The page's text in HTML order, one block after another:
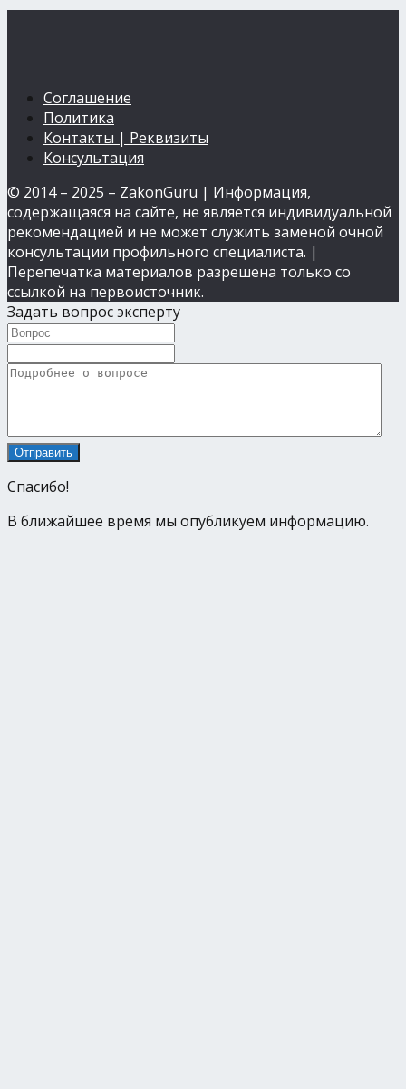
Соглашение
Политика
Контакты | Реквизиты
Консультация
© 2014 – 2025 – ZakonGuru | Информация,
содержащаяся на сайте, не является индивидуальной
рекомендацией и не может служить заменой очной
консультации профильного специалиста. |
Перепечатка материалов разрешена только со
ссылкой на первоисточник.
Задать вопрос эксперту
Спасибо!
В ближайшее время мы опубликуем информацию.